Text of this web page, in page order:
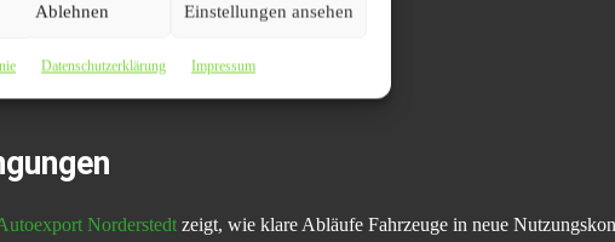
Ablehnen Einstellungen ansehen
Datenschutzerklärung Impressum
definierte Schritte veräußern.
Norderstedt zeigt, wie klare Abläufe Fahrzeuge in neue